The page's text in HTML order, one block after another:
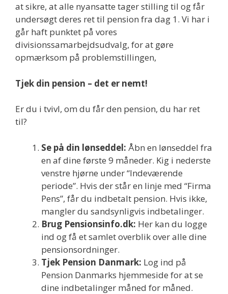
at sikre, at alle nyansatte tager stilling til og får
undersøgt deres ret til pension fra dag 1. Vi har i
går haft punktet på vores
divisionssamarbejdsudvalg, for at gøre
opmærksom på problemstillingen,
Tjek din pension – det er nemt!
Er du i tvivl, om du får den pension, du har ret
til?
Se på din lønseddel: Åbn en lønseddel fra
en af dine første 9 måneder. Kig i nederste
venstre hjørne under “Indeværende
periode”. Hvis der står en linje med “Firma
Pens”, får du indbetalt pension. Hvis ikke,
mangler du sandsynligvis indbetalinger.
Brug Pensionsinfo.dk: Her kan du logge
ind og få et samlet overblik over alle dine
pensionsordninger.
Tjek Pension Danmark: Log ind på
Pension Danmarks hjemmeside for at se
dine indbetalinger måned for måned.